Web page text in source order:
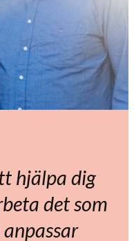
hjälpa dig
det som